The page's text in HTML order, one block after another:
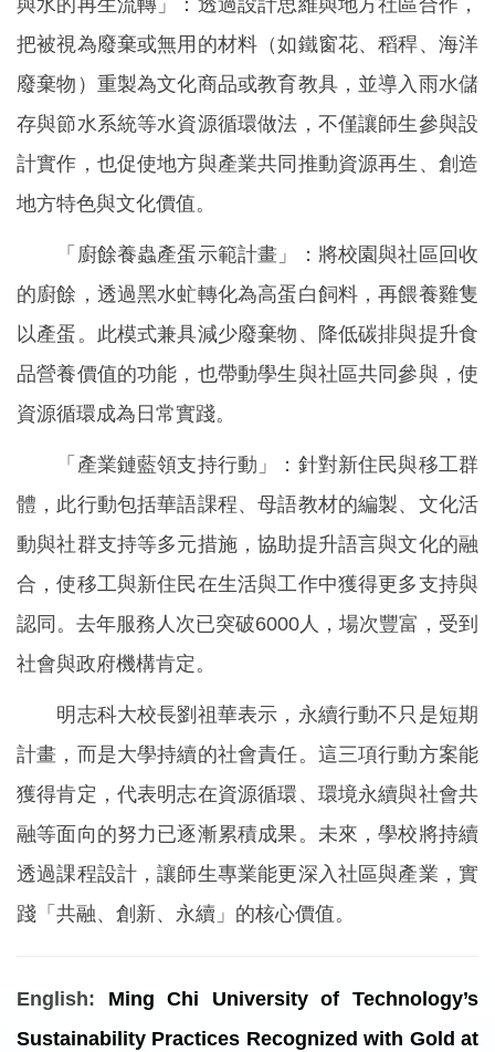
與水的再生流轉」：透過設計思維與地方社區合作，
把被視為廢棄或無用的材料（如鐵窗花、稻稈、海洋
廢棄物）重製為文化商品或教育教具，並導入雨水儲
存與節水系統等水資源循環做法，不僅讓師生參與設
計實作，也促使地方與產業共同推動資源再生、創造
地方特色與文化價值。
「廚餘養蟲產蛋示範計畫」：將校園與社區回收
的廚餘，透過黑水虻轉化為高蛋白飼料，再餵養雞隻
以產蛋。此模式兼具減少廢棄物、降低碳排與提升食
品營養價值的功能，也帶動學生與社區共同參與，使
資源循環成為日常實踐。
「產業鏈藍領支持行動」：針對新住民與移工群
體，此行動包括華語課程、母語教材的編製、文化活
動與社群支持等多元措施，協助提升語言與文化的融
合，使移工與新住民在生活與工作中獲得更多支持與
認同。去年服務人次已突破6000人，場次豐富，受到
社會與政府機構肯定。
明志科大校長劉祖華表示，永續行動不只是短期
計畫，而是大學持續的社會責任。這三項行動方案能
獲得肯定，代表明志在資源循環、環境永續與社會共
融等面向的努力已逐漸累積成果。未來，學校將持續
透過課程設計，讓師生專業能更深入社區與產業，實
踐「共融、創新、永續」的核心價值。
English: Ming Chi University of Technology’s
Sustainability Practices Recognized with Gold at